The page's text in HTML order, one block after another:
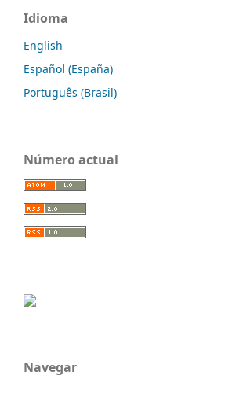
Idioma
English
Español (España)
Português (Brasil)
Número actual
Navegar